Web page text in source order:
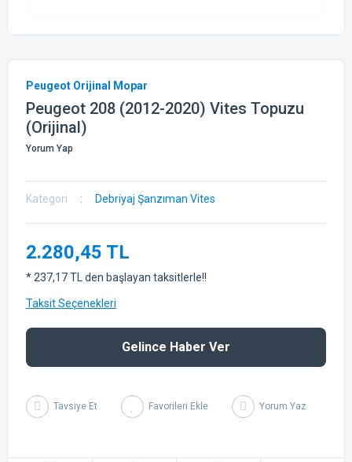
Peugeot Orijinal Mopar
Peugeot 208 (2012-2020) Vites Topuzu
(Orijinal)
Yorum Yap
Kategori Debriyaj Şanzıman Vites
2.280,45 TL
* 237,17 TL den başlayan taksitlerle!!
Taksit Seçenekleri
Gelince Haber Ver
Tavsiye Et Yorum Yaz